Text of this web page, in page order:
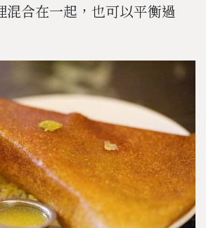
混合在一起，也可以平衡過